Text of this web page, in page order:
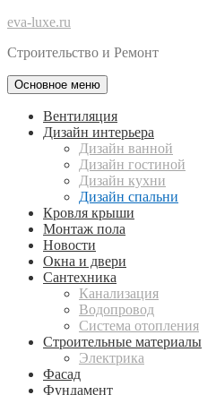
eva-luxe.ru
Строительство и Ремонт
Основное меню
Вентиляция
Дизайн интерьера
Дизайн ванной
Дизайн гостиной
Дизайн кухни
Дизайн спальни
Кровля крыши
Монтаж пола
Новости
Окна и двери
Сантехника
Канализация
Водопровод
Система отопления
Строительные материалы
Электрика
Фасад
Фундамент